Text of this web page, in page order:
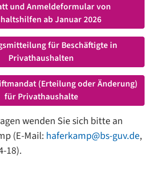
und Anmeldeformular von
ab Januar 2026
für Beschäftigte in
Privathaushalten
(Erteilung oder Änderung)
für Privathaushalte
wenden Sie sich bitte an
(E-Mail: haferkamp@bs-guv.de,
18).